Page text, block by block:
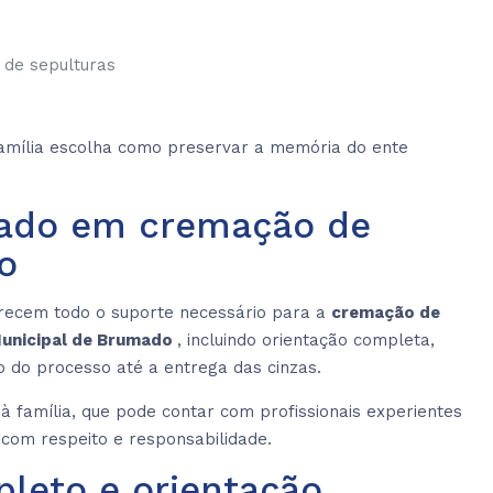
de sepulturas
escolha como preservar a memória do ente
em cremação de
todo o suporte necessário para a cremação de
de Brumado , incluindo orientação completa,
processo até a entrega das cinzas.
família, que pode contar com profissionais experientes
respeito e responsabilidade.